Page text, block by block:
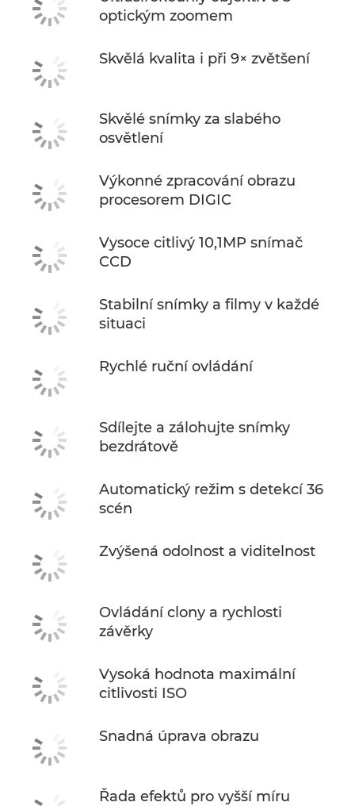
optickým zoomem
Skvělá kvalita i při 9× zvětšení
Skvělé snímky za slabého
osvětlení
Výkonné zpracování obrazu
procesorem DIGIC
Vysoce citlivý 10,1MP snímač
CCD
Stabilní snímky a filmy v každé
situaci
Rychlé ruční ovládání
Sdílejte a zálohujte snímky
bezdrátově
Automatický režim s detekcí 36
scén
Zvýšená odolnost a viditelnost
Ovládání clony a rychlosti
závěrky
Vysoká hodnota maximální
citlivosti ISO
Snadná úprava obrazu
Řada efektů pro vyšší míru